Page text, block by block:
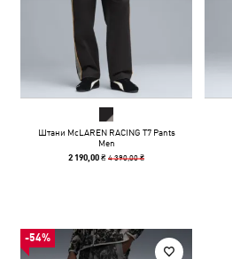
Штани McLAREN RACING T7 Pants
Men
2 190,00 ₴4 390,00 ₴
-54%